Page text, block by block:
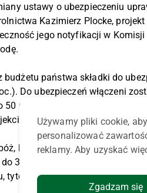
ustawy o ubezpieczeniu
Kazimierz Plocke,
jego notyfikacji w
państwa składki do
Do ubezpieczeń włączeni
proc. i do 5 proc. sumy
kukurydzy, rzepaku jarego,
3,5 proc. sumy ubezpieczenia
tytoniu, drzew i krzewów
Używamy pliki cookie,
personalizować
reklamy. Aby uzyskać
Zgadzam się